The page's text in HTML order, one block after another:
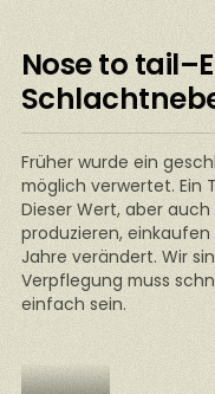
Nose to
Früher wurde ein
möglich verwertet. Ein
Dieser Wert, aber
produzieren,
Jahre verändert. Wir
Verpflegung muss
einfach sein.